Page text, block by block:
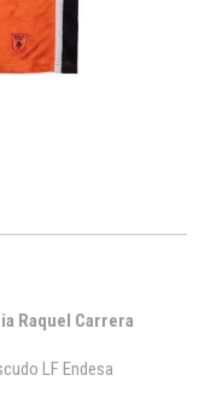
Raquel Carrera
LF Endesa